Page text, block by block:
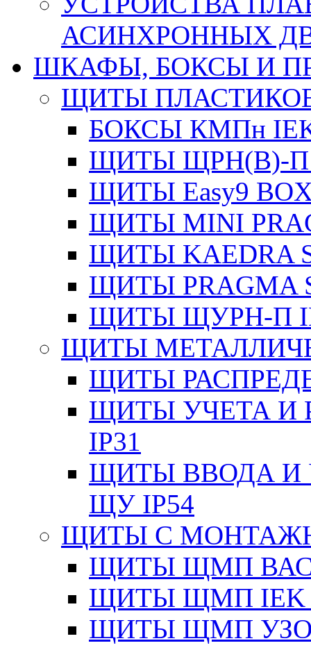
АСИНХРОННЫХ
ШКАФЫ, БОКСЫ И
ЩИТЫ
БОКСЫ КМПн
ЩИТЫ ЩРН(В)-П
ЩИТЫ Easy9 BOX
ЩИТЫ MINI
ЩИТЫ KAEDRA
ЩИТЫ PRAGMA
ЩИТЫ ЩУРН-П
ЩИТЫ
ЩИТЫ
ЩИТЫ УЧЕТА И
IP31
ЩИТЫ ВВОДА И
ЩУ IP54
ЩИТЫ С
ЩИТЫ ЩМП ВАС
ЩИТЫ ЩМП IEK
ЩИТЫ ЩМП